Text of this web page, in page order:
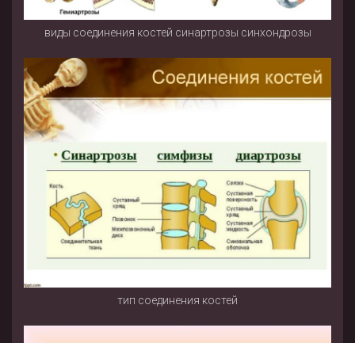
виды соединения костей синартрозы синхондрозы
тип соединения костей